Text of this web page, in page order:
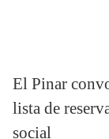
El Pinar
lista de
social